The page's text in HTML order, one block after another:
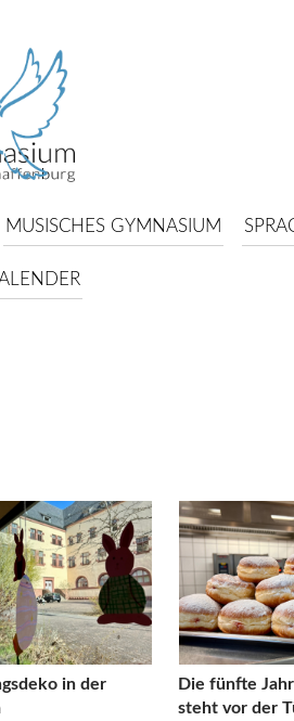
MUSISCHES GYMNASIUM
in der
Die fünfte
steht vor der